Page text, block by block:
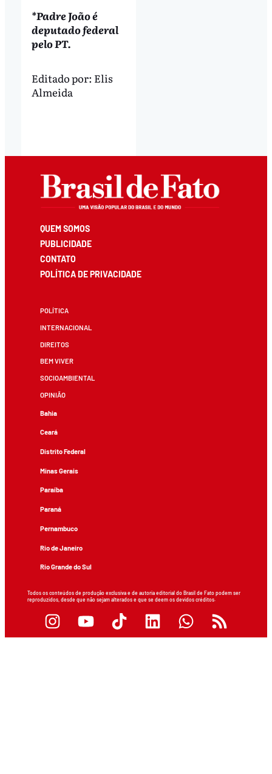
*Padre João é
deputado federal
pelo PT.
Editado por: Elis
Almeida
QUEM SOMOS
PUBLICIDADE
CONTATO
POLÍTICA DE PRIVACIDADE
POLÍTICA
INTERNACIONAL
DIREITOS
BEM VIVER
SOCIOAMBIENTAL
OPINIÃO
Bahia
Ceará
Distrito Federal
Minas Gerais
Paraíba
Paraná
Pernambuco
Rio de Janeiro
Rio Grande do Sul
Todos os conteúdos de produção exclusiva e de autoria editorial do Brasil de Fato podem ser
reproduzidos, desde que não sejam alterados e que se deem os devidos créditos.